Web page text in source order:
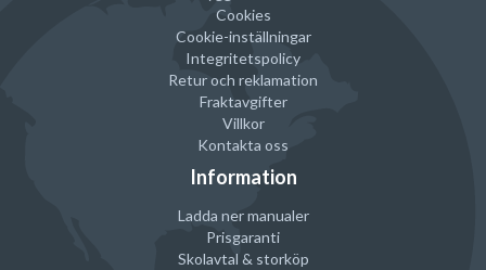
Cookies
Cookie-inställningar
Integritetspolicy
Retur och reklamation
Fraktavgifter
Villkor
Kontakta oss
Information
Ladda ner manualer
Prisgaranti
Skolavtal & storköp